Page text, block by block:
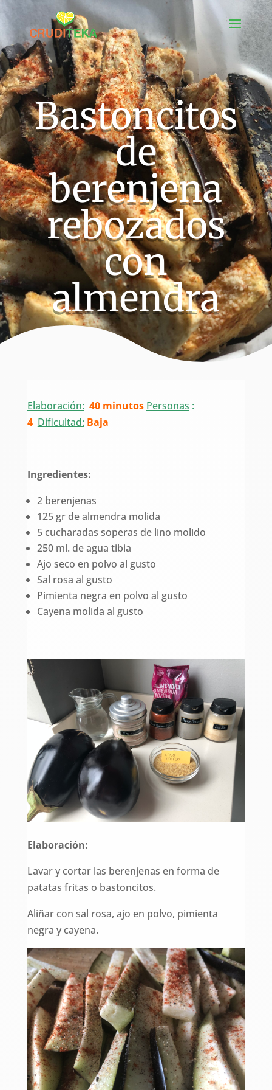
Bastoncitos
de
berenjena
rebozados
con
almendra
Elaboración: 40 minutos Personas :
4 Dificultad: Baja
Ingredientes:
2 berenjenas
125 gr de almendra molida
5 cucharadas soperas de lino molido
250 ml. de agua tibia
Ajo seco en polvo al gusto
Sal rosa al gusto
Pimienta negra en polvo al gusto
Cayena molida al gusto
Elaboración:
Lavar y cortar las berenjenas en forma de
patatas fritas o bastoncitos.
Aliñar con sal rosa, ajo en polvo, pimienta
negra y cayena.